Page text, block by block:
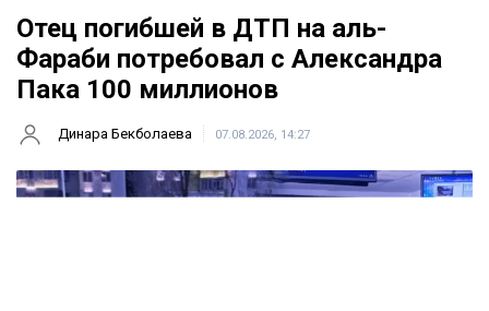
Отец погибшей в ДТП на аль-
Фараби потребовал с Александра
Пака 100 миллионов
Динара Бекболаева 07.08.2026, 14:27